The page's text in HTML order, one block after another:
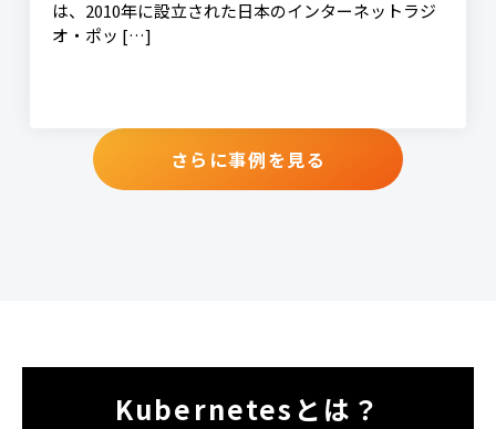
は、2010年に設立された日本のインターネットラジ
オ・ポッ […]
さらに事例を見る
Kubernetesとは？